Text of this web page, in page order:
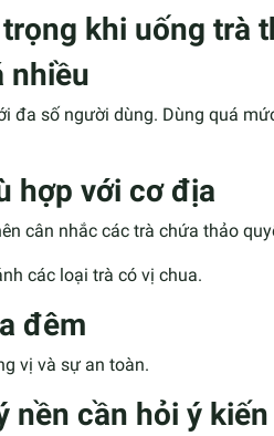
khi uống trà
nhiều
đa số người dùng. Dùng quá
hợp với cơ địa
cân nhắc các trà chứa thảo
các loại trà có vị chua.
đêm
vị và sự an toàn.
nền cần hỏi ý